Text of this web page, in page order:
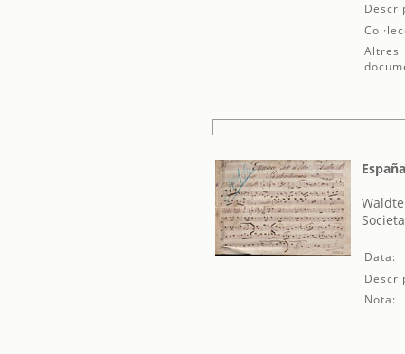
Altres
Data:
Nota: